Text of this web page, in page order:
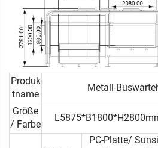
Produk
tname
Metall-
Größe
/ Farbe
PC-Platte/